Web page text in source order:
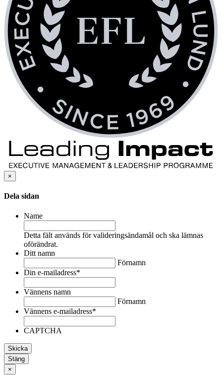
×
Dela sidan
Name
Detta fält används för valideringsändamål och ska lämnas
oförändrat.
Ditt namn
Förnamn
Din e-mailadress*
Vännens namn
Förnamn
Vännens e-mailadress*
CAPTCHA
Stäng
×